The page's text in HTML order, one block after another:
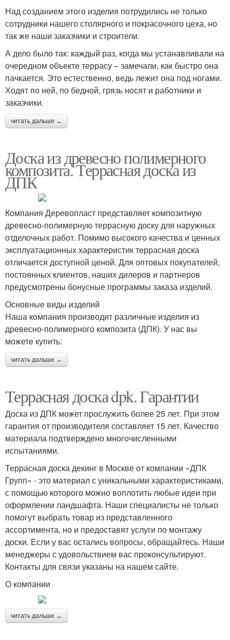
Над созданием этого изделия потрудились не только
сотрудники нашего столярного и покрасочного цеха, но
так же наши заказчики и строители.
А дело было так: каждый раз, когда мы устанавливали на
очередном объекте террасу – замечали, как быстро она
пачкается. Это естественно, ведь лежит она под ногами.
Ходят по ней, по бедной, грязь носят и работники и
заказчики.
читать дальше →
Доска из древесно полимерного
композита. Террасная доска из
ДПК
Компания Деревопласт представляет композитную
древесно-полимерную террасную доску для наружных
отделочных работ. Помимо высокого качества и ценных
эксплуатационных характеристик террасная доска
отличается доступной ценой. Для оптовых покупателей,
постоянных клиентов, наших дилеров и партнеров
предусмотрены бонусные программы заказа изделий.
Основные виды изделий
Наша компания производит различные изделия из
древесно-полимерного композита (ДПК). У нас вы
можете купить:
читать дальше →
Террасная доска dpk. Гарантии
Доска из ДПК может прослужить более 25 лет. При этом
гарантия от производителя составляет 15 лет. Качество
материала подтверждено многочисленными
испытаниями.
Террасная доска декинг в Москве от компании «ДПК
Групп» - это материал с уникальными характеристиками,
с помощью которого можно воплотить любые идеи при
оформлении ландшафта. Наши специалисты не только
помогут выбрать товар из представленного
ассортимента, но и предоставят услуги по монтажу
доски. Если у вас остались вопросы, обращайтесь. Наши
менеджеры с удовольствием вас проконсультируют.
Контакты для связи указаны на нашем сайте.
О компании
читать дальше →